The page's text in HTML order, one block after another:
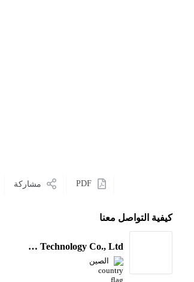
PDF مشاركة
كيفية التواصل معنا
Hunan imachine Technology Co., Ltd.
الصين